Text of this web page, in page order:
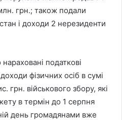
грн.; також подали
і доходи 2 нерезиденти
податкові
фізичних осіб в сумі
грн. військового збору, які
в термін до 1 серпня
день громадянами вже